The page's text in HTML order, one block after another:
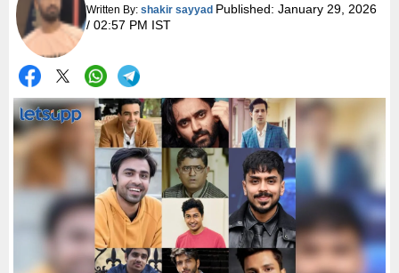
Written By:shakir sayyad Published:January 29, 2026
/ 02:57 PM IST